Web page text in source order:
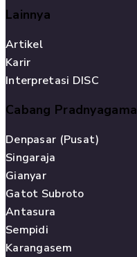
Lainnya
Artikel
Karir
Interpretasi DISC
Cabang Pradnyagama
Denpasar (Pusat)
Singaraja
Gianyar
Gatot Subroto
Antasura
Sempidi
Karangasem